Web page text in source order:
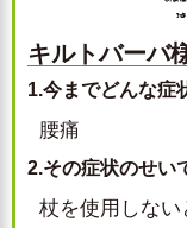
キルトバーバ
1.今までどんな症
腰痛
2.その症状のせい
杖を使用しな